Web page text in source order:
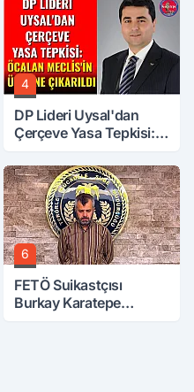
4
DP Lideri Uysal'dan
Çerçeve Yasa Tepkisi:
Üzerine Çıkarıldı
6
FETÖ Suikastçısı
Burkay Karatepe